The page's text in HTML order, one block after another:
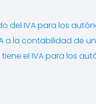
del IVA para los
a la contabilidad de
el IVA para los